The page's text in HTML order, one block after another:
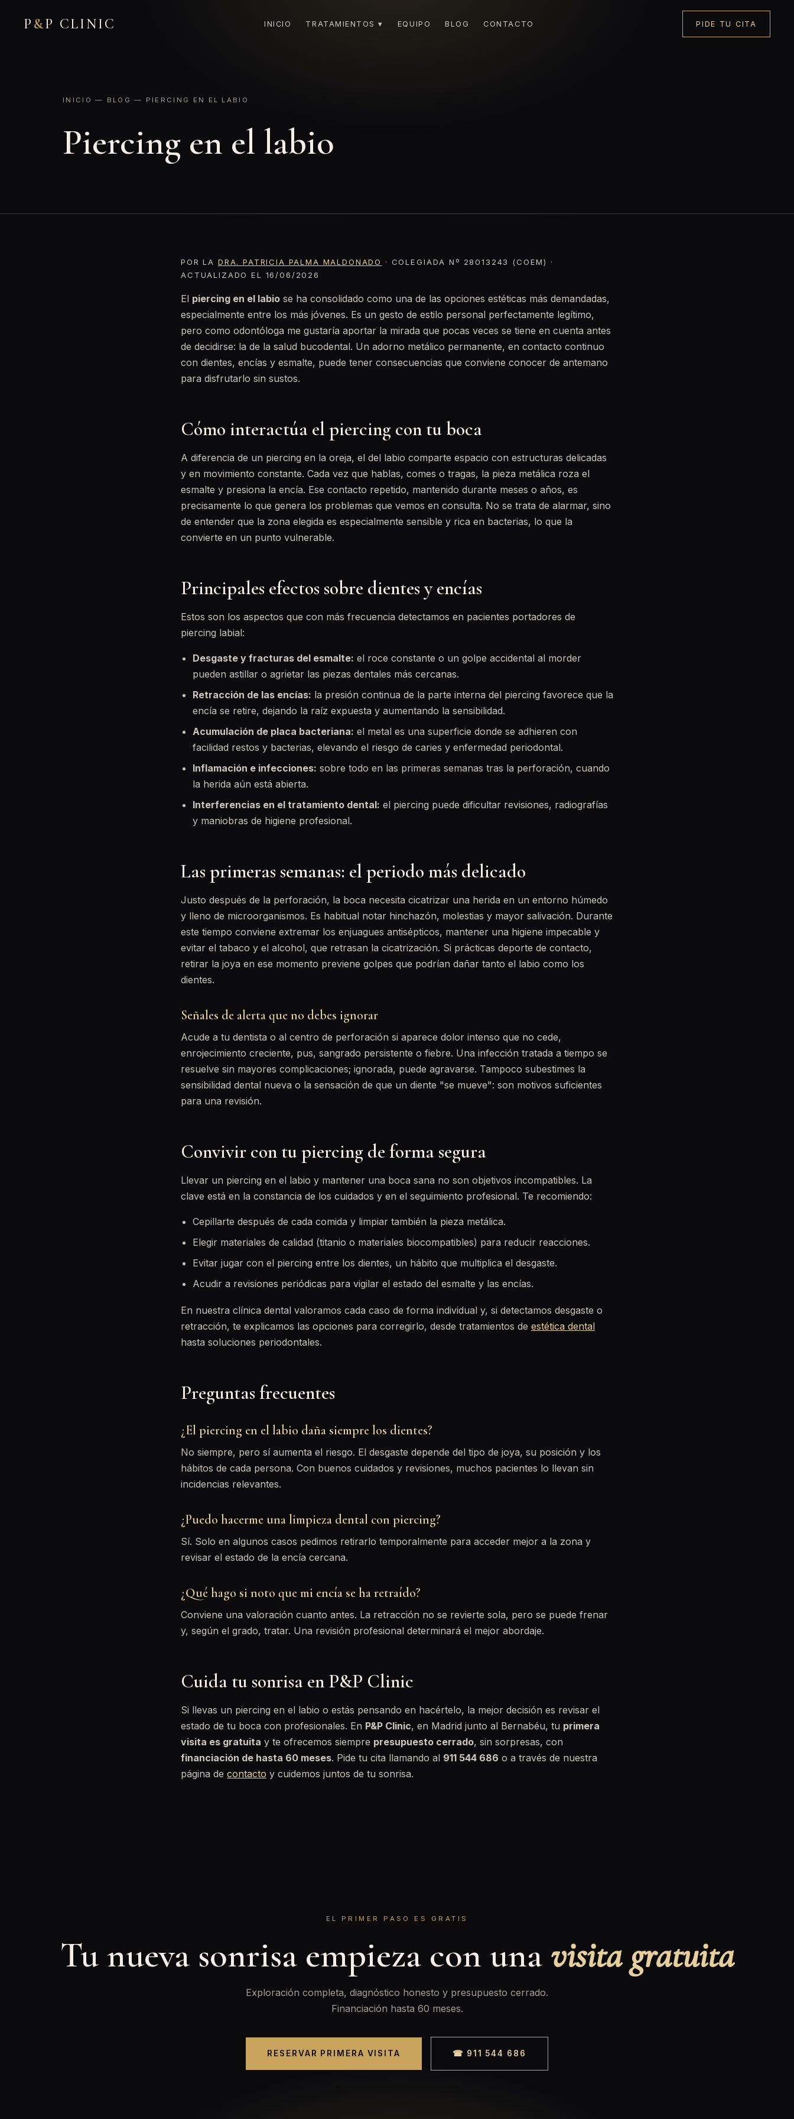
P &P CLINIC INICIO TRATAMIENTOS ▾ EQUIPO BLOG CONTACTO PIDE TU CITA
INICIO — BLOG — PIERCING EN EL LABIO
Piercing en el labio
POR LA DRA. PATRICIA PALMA MALDONADO
· COLEGIADA Nº 28013243 (COEM) ·
ACTUALIZADO EL 16/06/2026
El piercing en el labio se ha consolidado como una de las opciones estéticas más demandadas,
especialmente entre los más jóvenes. Es un gesto de estilo personal perfectamente legítimo,
pero como odontóloga me gustaría aportar la mirada que pocas veces se tiene en cuenta antes
de decidirse: la de la salud bucodental. Un adorno metálico permanente, en contacto continuo
con dientes, encías y esmalte, puede tener consecuencias que conviene conocer de antemano
para disfrutarlo sin sustos.
Cómo interactúa el piercing con tu boca
A diferencia de un piercing en la oreja, el del labio comparte espacio con estructuras delicadas
y en movimiento constante. Cada vez que hablas, comes o tragas, la pieza metálica roza el
esmalte y presiona la encía. Ese contacto repetido, mantenido durante meses o años, es
precisamente lo que genera los problemas que vemos en consulta. No se trata de alarmar, sino
de entender que la zona elegida es especialmente sensible y rica en bacterias, lo que la
convierte en un punto vulnerable.
Principales efectos sobre dientes y encías
Estos son los aspectos que con más frecuencia detectamos en pacientes portadores de
piercing labial:
Desgaste y fracturas del esmalte: el roce constante o un golpe accidental al morder
pueden astillar o agrietar las piezas dentales más cercanas.
Retracción de las encías: la presión continua de la parte interna del piercing favorece que la
encía se retire, dejando la raíz expuesta y aumentando la sensibilidad.
Acumulación de placa bacteriana: el metal es una superficie donde se adhieren con
facilidad restos y bacterias, elevando el riesgo de caries y enfermedad periodontal.
Inflamación e infecciones: sobre todo en las primeras semanas tras la perforación, cuando
la herida aún está abierta.
Interferencias en el tratamiento dental: el piercing puede dificultar revisiones, radiografías
y maniobras de higiene profesional.
Las primeras semanas: el periodo más delicado
Justo después de la perforación, la boca necesita cicatrizar una herida en un entorno húmedo
y lleno de microorganismos. Es habitual notar hinchazón, molestias y mayor salivación. Durante
este tiempo conviene extremar los enjuagues antisépticos, mantener una higiene impecable y
evitar el tabaco y el alcohol, que retrasan la cicatrización. Si prácticas deporte de contacto,
retirar la joya en ese momento previene golpes que podrían dañar tanto el labio como los
dientes.
Señales de alerta que no debes ignorar
Acude a tu dentista o al centro de perforación si aparece dolor intenso que no cede,
enrojecimiento creciente, pus, sangrado persistente o fiebre. Una infección tratada a tiempo se
resuelve sin mayores complicaciones; ignorada, puede agravarse. Tampoco subestimes la
sensibilidad dental nueva o la sensación de que un diente "se mueve": son motivos suficientes
para una revisión.
Convivir con tu piercing de forma segura
Llevar un piercing en el labio y mantener una boca sana no son objetivos incompatibles. La
clave está en la constancia de los cuidados y en el seguimiento profesional. Te recomiendo:
Cepillarte después de cada comida y limpiar también la pieza metálica.
Elegir materiales de calidad (titanio o materiales biocompatibles) para reducir reacciones.
Evitar jugar con el piercing entre los dientes, un hábito que multiplica el desgaste.
Acudir a revisiones periódicas para vigilar el estado del esmalte y las encías.
En nuestra clínica dental valoramos cada caso de forma individual y, si detectamos desgaste o
retracción, te explicamos las opciones para corregirlo, desde tratamientos de estética dental
hasta soluciones periodontales.
Preguntas frecuentes
¿El piercing en el labio daña siempre los dientes?
No siempre, pero sí aumenta el riesgo. El desgaste depende del tipo de joya, su posición y los
hábitos de cada persona. Con buenos cuidados y revisiones, muchos pacientes lo llevan sin
incidencias relevantes.
¿Puedo hacerme una limpieza dental con piercing?
Sí. Solo en algunos casos pedimos retirarlo temporalmente para acceder mejor a la zona y
revisar el estado de la encía cercana.
¿Qué hago si noto que mi encía se ha retraído?
Conviene una valoración cuanto antes. La retracción no se revierte sola, pero se puede frenar
y, según el grado, tratar. Una revisión profesional determinará el mejor abordaje.
Cuida tu sonrisa en P&P Clinic
Si llevas un piercing en el labio o estás pensando en hacértelo, la mejor decisión es revisar el
estado de tu boca con profesionales. En P&P Clinic, en Madrid junto al Bernabéu, tu primera
visita es gratuita y te ofrecemos siempre presupuesto cerrado, sin sorpresas, con
financiación de hasta 60 meses. Pide tu cita llamando al 911 544 686 o a través de nuestra
página de contacto y cuidemos juntos de tu sonrisa.
EL PRIMER PASO ES GRATIS
Tu nueva sonrisa empieza con una visita gratuita
Exploración completa, diagnóstico honesto y presupuesto cerrado.
Financiación hasta 60 meses.
RESERVAR PRIMERA VISITA ☎ 911 544 686